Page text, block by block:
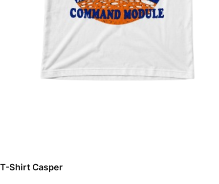
T-Shirt Casper